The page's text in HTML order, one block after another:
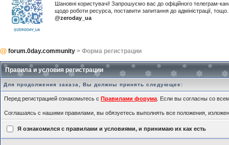
Шановні користувачі! Запрошуємо вас до офіційного телеграм-
щодо роботи ресурса, поставити запитання до адміністрації,
@zeroday_ua
forum.0day.community > Форма регистрации
Правила и условия регистрации
Для продолжения заказа, Вы должны принять следующее:
Перед регистрацией ознакомьтесь с Правилами форума . Если вы согласны со
Соглашаясь с нашими правилами, вы обязуетесь выполнять все положения,
Я ознакомился с правилами и условиями, и принимаю их как есть